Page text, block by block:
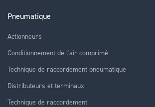
Pneumatique
Actionneurs
Conditionnement de l'air comprimé
Technique de raccordement pneumatique
Distributeurs et terminaux
Technique de raccordement